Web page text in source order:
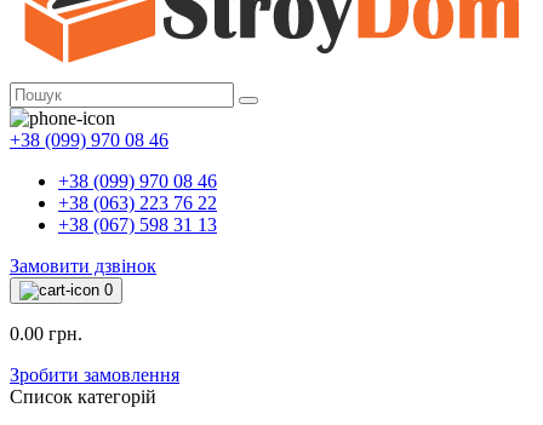
+38 (099) 970 08 46
+38 (099) 970 08 46
+38 (063) 223 76 22
+38 (067) 598 31 13
Замовити дзвінок
0
0.00 грн.
Зробити замовлення
Список категорій